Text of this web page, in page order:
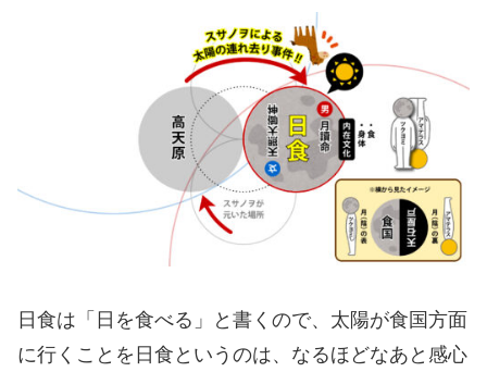
日食は「日を食べる」と書くので、太陽が食国方面
に行くことを日食というのは、なるほどなあと感心